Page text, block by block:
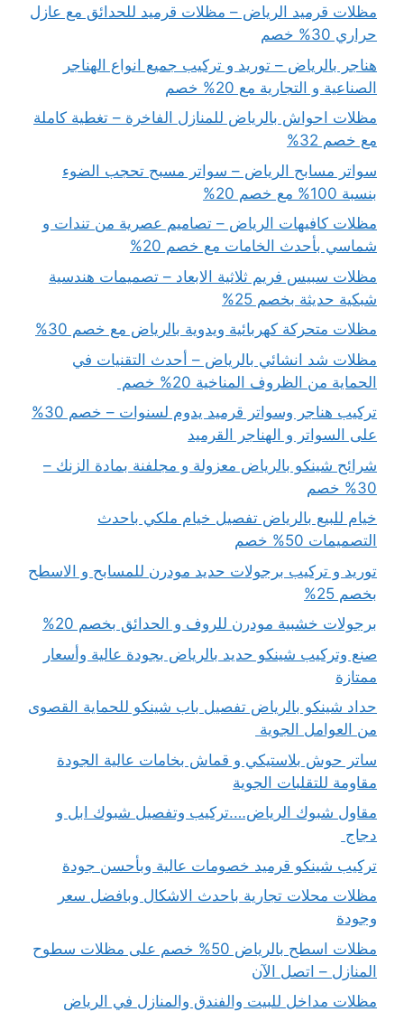
مظلات قرميد الرياض – مظلات قرميد للحدائق مع عازل
حراري 30% خصم
هناجر بالرياض – توريد و تركيب جميع انواع الهناجر
الصناعية و التجارية مع 20% خصم
مظلات احواش بالرياض للمنازل الفاخرة – تغطية كاملة
مع خصم 32%
سواتر مسابح الرياض – سواتر مسبح تحجب الضوء
بنسبة 100% مع خصم 20%
مظلات كافيهات الرياض – تصاميم عصرية من تندات و
شماسي بأحدث الخامات مع خصم 20%
مظلات سبيس فريم ثلاثية الابعاد – تصميمات هندسية
شبكية حديثة بخصم 25%
مظلات متحركة كهربائية ويدوية بالرياض مع خصم 30%
مظلات شد انشائي بالرياض – أحدث التقنيات في
الحماية من الظروف المناخية 20% خصم
تركيب هناجر وسواتر قرميد يدوم لسنوات – خصم 30%
على السواتر و الهناجر القرميد
شرائح شينكو بالرياض معزولة و مجلفنة بمادة الزنك –
30% خصم
خيام للبيع بالرياض تفصيل خيام ملكي باحدث
التصميمات 50% خصم
توريد و تركيب برجولات حديد مودرن للمسابح و الاسطح
بخصم 25%
برجولات خشبية مودرن للروف و الحدائق بخصم 20%
صنع وتركيب شينكو حديد بالرياض بجودة عالية وأسعار
ممتازة
حداد شينكو بالرياض تفصيل باب شينكو للحماية القصوى
من العوامل الجوية
ساتر حوش بلاستيكي و قماش بخامات عالية الجودة
مقاومة للتقلبات الجوية
مقاول شبوك الرياض….تركيب وتفصيل شبوك ابل و
دجاج
تركيب شينكو قرميد خصومات عالية وبأحسن جودة
مظلات محلات تجارية باحدث الاشكال وبافضل سعر
وجودة
مظلات اسطح بالرياض 50% خصم على مظلات سطوح
المنازل – اتصل الآن
مظلات مداخل للبيت والفندق والمنازل في الرياض